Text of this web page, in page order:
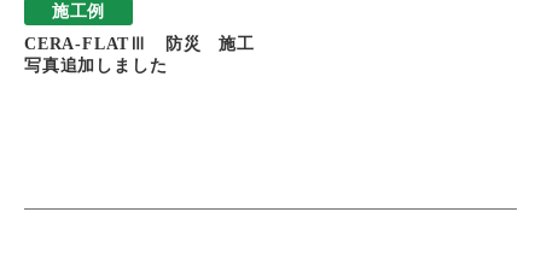
施工例
CERA-FLATⅢ 防災 施工
写真追加しました